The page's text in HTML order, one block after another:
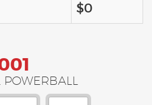
$0
POWERBALL